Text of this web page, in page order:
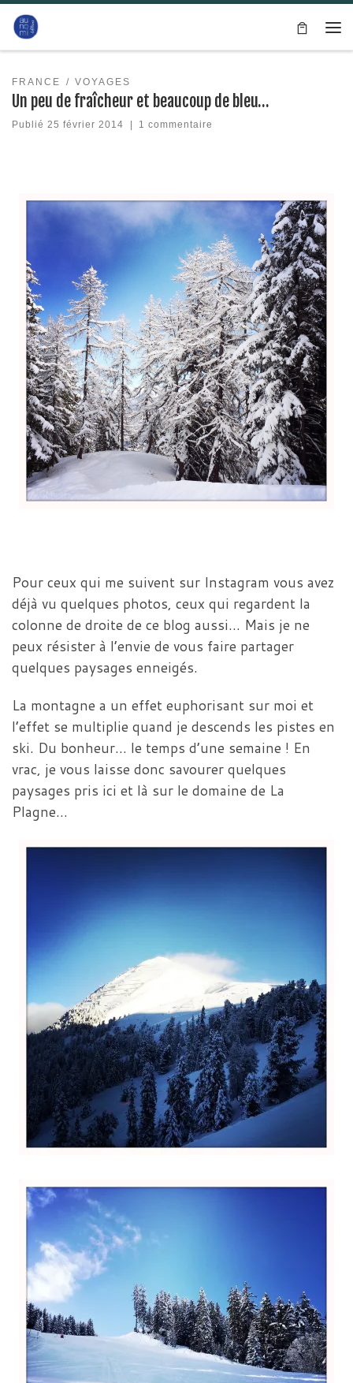
Passer au contenu
FRANCE VOYAGES
Un peu de fraîcheur et beaucoup de bleu…
Publié 25 février 2014 1 commentaire
Pour ceux qui me suivent sur Instagram vous avez
déjà vu quelques photos, ceux qui regardent la
colonne de droite de ce blog aussi… Mais je ne
peux résister à l’envie de vous faire partager
quelques paysages enneigés.
La montagne a un effet euphorisant sur moi et
l’effet se multiplie quand je descends les pistes en
ski. Du bonheur… le temps d’une semaine ! En
vrac, je vous laisse donc savourer quelques
paysages pris ici et là sur le domaine de La
Plagne…